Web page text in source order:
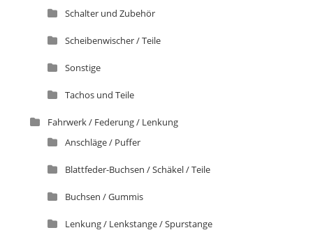
Schalter und Zubehör
Scheibenwischer / Teile
Sonstige
Tachos und Teile
Fahrwerk / Federung / Lenkung
Anschläge / Puffer
Blattfeder-Buchsen / Schäkel / Teile
Buchsen / Gummis
Lenkung / Lenkstange / Spurstange